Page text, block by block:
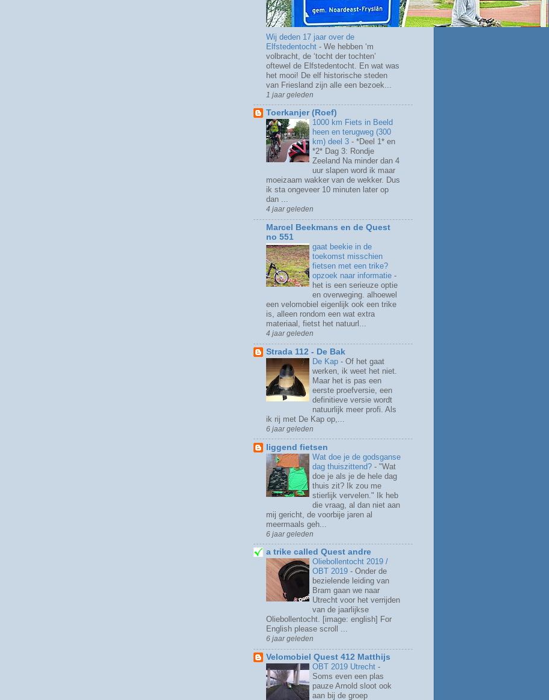
Wij deden 17 jaar over de
Elfstedentocht - We hebben ‘m
volbracht, de ‘tocht der tochten’
oftewel de Elfstedentocht. En wat was
het mooi! De elf historische steden
van Friesland zijn alle een bezoek...
1 jaar geleden
Toerkanjer (Roef)
1000 km Fiets in Beeld
heen en terugweg (300
km) deel 3 - *Deel 1* en
*2* Dag 3: Rondje
Zeeland Na minder dan 4
uur slapen word ik maar
moeizaam wakker van de wekker. Dus
ik sta ongeveer 10 minuten later op
dan ...
4 jaar geleden
Marcel Beekmans en de Quest
no 551
gaat beekie in de
toekomst misschien
fietsen met een trike?
opzoek naar informatie -
het is een serieuze optie
en overweging. alhoewel
een velomobiel eigenlijk ook een trike
is, alleen rondom een wat extra
materiaal, fietst het natuurl...
4 jaar geleden
Strada 112 - De Bak
De Kap - Of het gaat
werken, ik weet het niet.
Maar het is pas een
eerste proefversie, een
definitieve versie wordt
natuurlijk meer profi. Als
ik rij met De Kap op,...
6 jaar geleden
liggend fietsen
Wat doe je de godsganse
dag thuiszittend? - "Wat
doe je als je de hele dag
thuis zit? Ik zou me
stierlijk vervelen." Ik heb
die vraag, al dan niet aan
mij gericht, de voorbije jaren al
meermaals geh...
6 jaar geleden
a trike called Quest andre
Oliebollentocht 2019 /
OBT 2019 - Onder de
bezielende leiding van
Bram gaan we naar
Utrecht voor het verrijden
van de jaarlijkse
Oliebollentocht. [image: english] For
English please scroll ...
6 jaar geleden
Velomobiel Quest 412 Matthijs
OBT 2019 Utrecht -
Soms even een plas
pauze Arnold sloot ook
aan bij de groep